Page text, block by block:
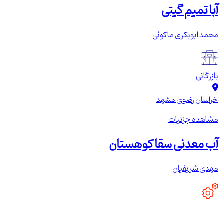
آبا تمیم گیتی
محمد ابوبکری ماکوئی
بازرگانی
خراسان رضویمشهد
مشاهده جزئیات
آب معدنی سقا کوهستان
مهدی شریفیان